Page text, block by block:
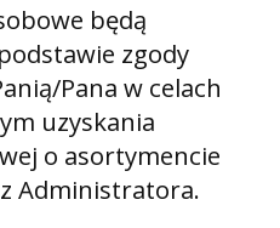
będą
zgody
Pana w celach
uzyskania
o asortymencie
Administratora.